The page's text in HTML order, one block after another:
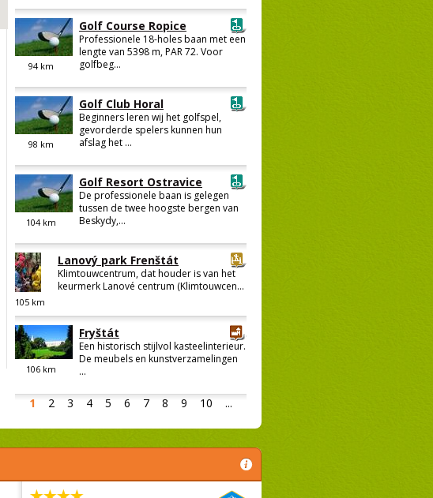
1 2 3 4 5 6 7 8 9 10 ...
94km
Golf Course Ropice
Professionele 18-holes baan met een
lengte van 5398 m, PAR 72. Voor
golfbeg...
98 km
Golf Club Horal
Beginners leren wij het golfspel,
gevorderde spelers kunnen hun
afslag het ...
104km
Golf Resort Ostravice
De professionele baan is gelegen
tussen de twee hoogste bergen van
Beskydy,...
105 km
Lanový park Frenštát
Klimtouwcentrum, dat houder is van het
keurmerk Lanové centrum (Klimtouwcen...
106km
Fryštát
Een historisch stijlvol kasteelinterieur.
De meubels en kunstverzamelingen
...